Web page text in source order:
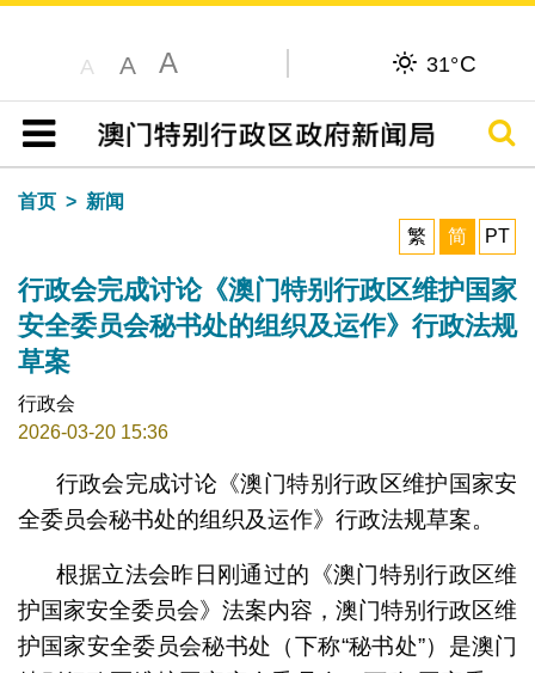
A A A 31°C
目录
搜寻
首页
新闻
繁
简 PT
行政会完成讨论《澳门特别行政区维护国家
安全委员会秘书处的组织及运作》行政法规
草案
行政会
2026-03-20 15:36
行政会完成讨论《澳门特别行政区维护国家安
全委员会秘书处的组织及运作》行政法规草案。
根据立法会昨日刚通过的《澳门特别行政区维
护国家安全委员会》法案内容，澳门特别行政区维
护国家安全委员会秘书处（下称“秘书处”）是澳门